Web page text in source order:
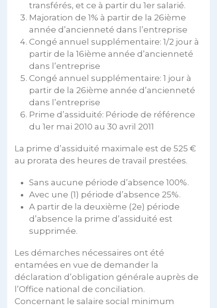
transférés, et ce à partir du 1er salarié.
Majoration de 1% à partir de la 26ième
année d’ancienneté dans l’entreprise
Congé annuel supplémentaire: 1/2 jour à
partir de la 16ième année d’ancienneté
dans l’entreprise
Congé annuel supplémentaire: 1 jour à
partir de la 26ième année d’ancienneté
dans l’entreprise
Prime d’assiduité: Période de référence
du 1er mai 2010 au 30 avril 2011
La prime d’assiduité maximale est de 525 €
au prorata des heures de travail prestées.
Sans aucune période d’absence 100%.
Avec une (1) période d’absence 25%.
A partir de la deuxième (2e) période
d’absence la prime d’assiduité est
supprimée.
Les démarches nécessaires ont été
entamées en vue de demander la
déclaration d’obligation générale auprès de
l’Office national de conciliation.
Concernant le salaire social minimum